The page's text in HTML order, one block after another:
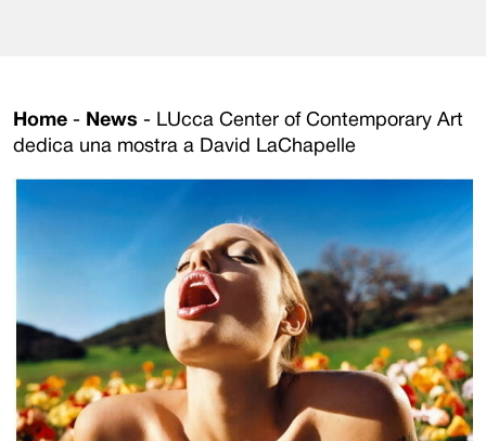
Home - News - LUcca Center of Contemporary Art
dedica una mostra a David LaChapelle